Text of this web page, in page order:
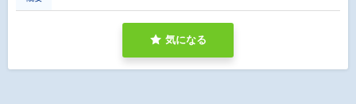
気になる